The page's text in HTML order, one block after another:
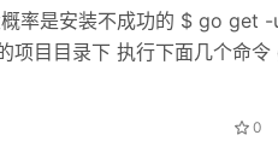
率是安装不成功的 $ go get -
目目录下 执行下面几个命
0